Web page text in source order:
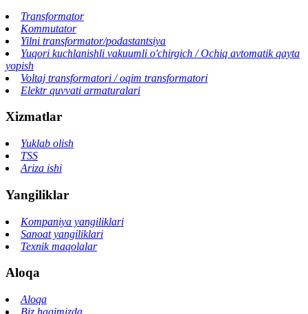
Transformator
Kommutator
Yilni transformator/podastantsiya
Yuqori kuchlanishli vakuumli o'chirgich / Ochiq avtomatik qayta
yopish
Voltaj transformatori / oqim transformatori
Elektr quvvati armaturalari
Xizmatlar
Yuklab olish
TSS
Ariza ishi
Yangiliklar
Kompaniya yangiliklari
Sanoat yangiliklari
Texnik maqolalar
Aloqa
Aloqa
Biz haqimizda